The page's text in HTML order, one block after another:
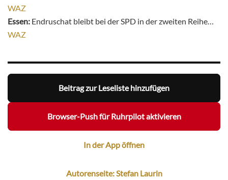
WAZ
Essen: Endruschat bleibt bei der SPD in der zweiten Reihe…
WAZ
Beitrag zur Leseliste hinzufügen
Browser-Push für Ruhrpilot aktivieren
In der App öffnen
Autorenseite: Stefan Laurin